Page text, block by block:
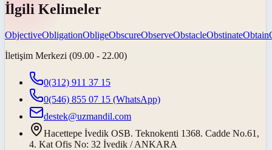
İlgili Kelimeler
ObjectiveObligationObligeObscureObserveObstacleObstinateObtain
İletişim Merkezi (09.00 - 22.00)
0(312) 911 37 15
0(546) 855 07 15 (WhatsApp)
destek@uzmandil.com
Hacettepe İvedik OSB. Teknokenti 1368. Cadde No.61,
4. Kat Ofis No: 32 İvedik / ANKARA